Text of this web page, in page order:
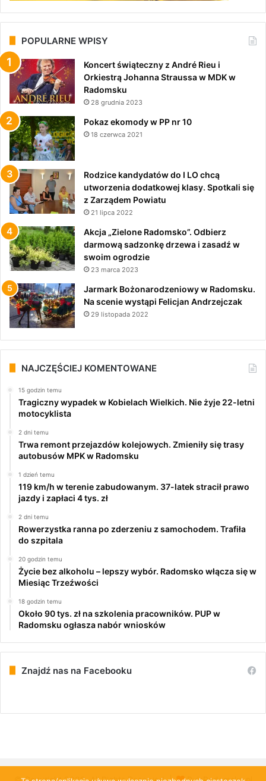
POPULARNE WPISY
Koncert świąteczny z André Rieu i
Orkiestrą Johanna Straussa w MDK w
Radomsku
28 grudnia 2023
Pokaz ekomody w PP nr 10
18 czerwca 2021
Rodzice kandydatów do I LO chcą
utworzenia dodatkowej klasy. Spotkali się
z Zarządem Powiatu
21 lipca 2022
Akcja „Zielone Radomsko”. Odbierz
darmową sadzonkę drzewa i zasadź w
swoim ogrodzie
23 marca 2023
Jarmark Bożonarodzeniowy w Radomsku.
Na scenie wystąpi Felicjan Andrzejczak
29 listopada 2022
NAJCZĘŚCIEJ KOMENTOWANE
15 godzin temu
Tragiczny wypadek w Kobielach Wielkich. Nie żyje 22-letni
motocyklista
2 dni temu
Trwa remont przejazdów kolejowych. Zmieniły się trasy
autobusów MPK w Radomsku
1 dzień temu
119 km/h w terenie zabudowanym. 37-latek stracił prawo
jazdy i zapłaci 4 tys. zł
2 dni temu
Rowerzystka ranna po zderzeniu z samochodem. Trafiła
do szpitala
20 godzin temu
Życie bez alkoholu – lepszy wybór. Radomsko włącza się w
Miesiąc Trzeźwości
18 godzin temu
Około 90 tys. zł na szkolenia pracowników. PUP w
Radomsku ogłasza nabór wniosków
Znajdź nas na Facebooku